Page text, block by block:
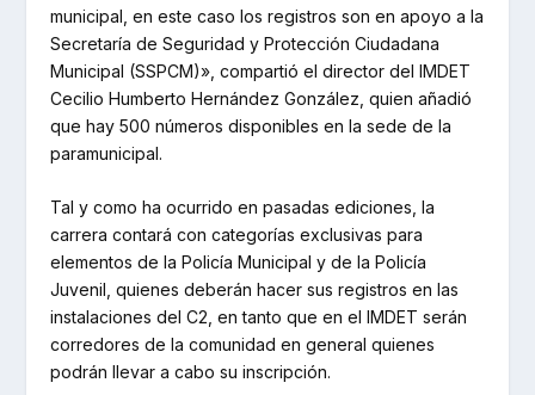
municipal, en este caso los registros son en apoyo a la
Secretaría de Seguridad y Protección Ciudadana
Municipal (SSPCM)», compartió el director del IMDET
Cecilio Humberto Hernández González, quien añadió
que hay 500 números disponibles en la sede de la
paramunicipal.
Tal y como ha ocurrido en pasadas ediciones, la
carrera contará con categorías exclusivas para
elementos de la Policía Municipal y de la Policía
Juvenil, quienes deberán hacer sus registros en las
instalaciones del C2, en tanto que en el IMDET serán
corredores de la comunidad en general quienes
podrán llevar a cabo su inscripción.